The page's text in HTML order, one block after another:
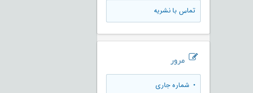
تماس با نشریه
مرور
• شماره جاری